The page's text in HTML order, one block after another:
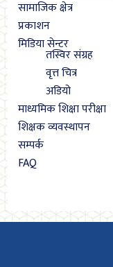
सामाजिक क्षेत्र
प्रकाशन
मिडिया सेन्टर
तस्विर संग्रह
वृत्त चित्र
अडियो
माध्यमिक शिक्षा परीक्षा
शिक्षक व्यवस्थापन
सम्पर्क
FAQ